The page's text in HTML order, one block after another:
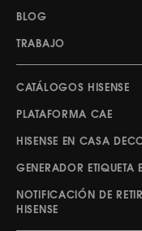
BLOG
TRABAJO
CATÁLOGOS HISENSE
PLATAFORMA CAE
HISENSE EN CASA
GENERADOR ETIQUETA
NOTIFICACIÓN DE
HISENSE